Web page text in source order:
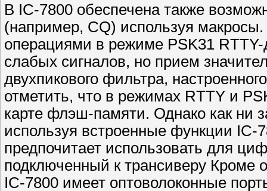
В IC-7800 обеспечена также
(например, CQ) используя
операциями в режиме PSK31
слабых сигналов, но прием
двухпикового фильтра,
отметить, что в режимах RTTY и
карте флэш-памяти. Однако как ни
используя встроенные функции IC-
предпочитает использовать для
подключенный к трансиверу Кроме
IC-7800 имеет оптоволоконные